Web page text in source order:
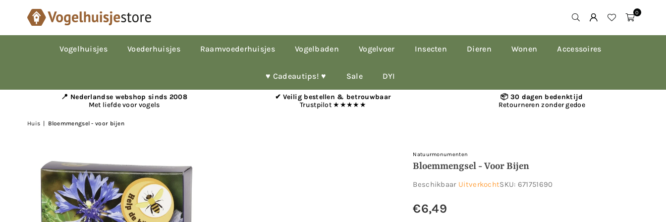
0
Vogelhuisjes Voederhuisjes Raamvoederhuisjes Vogelbaden Vogelvoer Insecten Dieren Wonen Accessoires
♥︎ Cadeautips! ♥︎ Sale DYI
📍 Nederlandse webshop sinds 2008
Met liefde voor vogels
✔ Veilig bestellen & betrouwbaar
Trustpilot ★★★★★
📦 30 dagen bedenktijd
Retourneren zonder gedoe
Huis Bloemmengsel - voor bijen
Natuurmonumenten
Bloemmengsel - Voor Bijen
Beschikbaar UitverkochtSKU: 671751690
Normale
€6,49